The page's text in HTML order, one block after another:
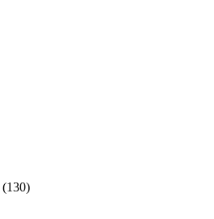
(130)